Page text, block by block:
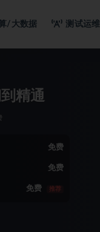
/大数据 测试运维
精通
免费
免费
免费 推荐